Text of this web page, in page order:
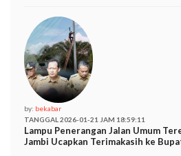
by: bekabar
TANGGAL 2026-01-21 JAM 18:59:11
Lampu Penerangan Jalan Umum
Jambi Ucapkan Terimakasih ke